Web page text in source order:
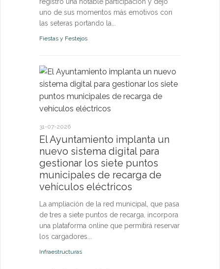
uno de sus momentos más emotivos con
las seteras portando la...
Fiestas y Festejos
31-07-2026
El Ayuntamiento implanta un
nuevo sistema digital para
gestionar los siete puntos
municipales de recarga de
vehículos eléctricos
La ampliación de la red municipal, que pasa
de tres a siete puntos de recarga, incorpora
una plataforma online que permitirá reservar
los cargadores...
Infraestructuras